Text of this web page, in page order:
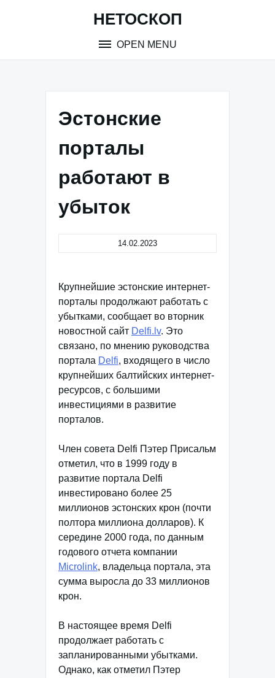
НЕТОСКОП
OPEN MENU
Эстонские
порталы
работают в
убыток
14.02.2023
Крупнейшие эстонские интернет-
порталы продолжают работать с
убытками, сообщает во вторник
новостной сайт Delfi.lv. Это
связано, по мнению руководства
портала Delfi, входящего в число
крупнейших балтийских интернет-
ресурсов, с большими
инвестициями в развитие
порталов.
Член совета Delfi Пэтер Присальм
отметил, что в 1999 году в
развитие портала Delfi
инвестировано более 25
миллионов эстонских крон (почти
полтора миллиона долларов). К
середине 2000 года, по данным
годового отчета компании
Microlink, владельца портала, эта
сумма выросла до 33 миллионов
крон.
В настоящее время Delfi
продолжает работать с
запланированными убытками.
Однако, как отметил Пэтер